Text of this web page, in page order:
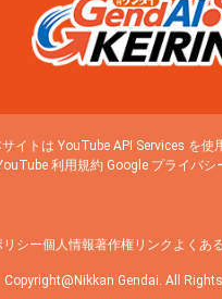
イトは YouTube API Services を使
利用規約 Google プライバシ
シー個人情報著作権 リンク よくあ
Copyright@Nikkan Gendai. All